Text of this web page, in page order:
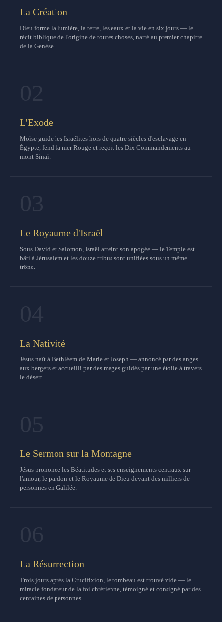
La Création
Dieu forme la lumière, la terre, les eaux et la vie en six jours — le
récit biblique de l'origine de toutes choses, narré au premier chapitre
de la Genèse.
L'Exode
Moïse guide les Israélites hors de quatre siècles d'esclavage en
Égypte, fend la mer Rouge et reçoit les Dix Commandements au
mont Sinaï.
Le Royaume d'Israël
Sous David et Salomon, Israël atteint son apogée — le Temple est
bâti à Jérusalem et les douze tribus sont unifiées sous un même
trône.
La Nativité
Jésus naît à Bethléem de Marie et Joseph — annoncé par des anges
aux bergers et accueilli par des mages guidés par une étoile à travers
le désert.
Le Sermon sur la Montagne
Jésus prononce les Béatitudes et ses enseignements centraux sur
l'amour, le pardon et le Royaume de Dieu devant des milliers de
personnes en Galilée.
La Résurrection
Trois jours après la Crucifixion, le tombeau est trouvé vide — le
miracle fondateur de la foi chrétienne, témoigné et consigné par des
centaines de personnes.